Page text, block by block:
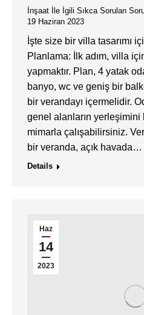
İnşaat İle İgili Sıkca Sorulan
19 Haziran 2023
İşte size bir villa tasarımı
Planlama: İlk adım, villa
yapmaktır. Plan, 4 yatak
banyo, wc ve geniş bir
bir verandayı içermelidir.
genel alanların
mimarla çalışabilirsiniz.
bir veranda, açık havada…
Details
Haz
14
2023